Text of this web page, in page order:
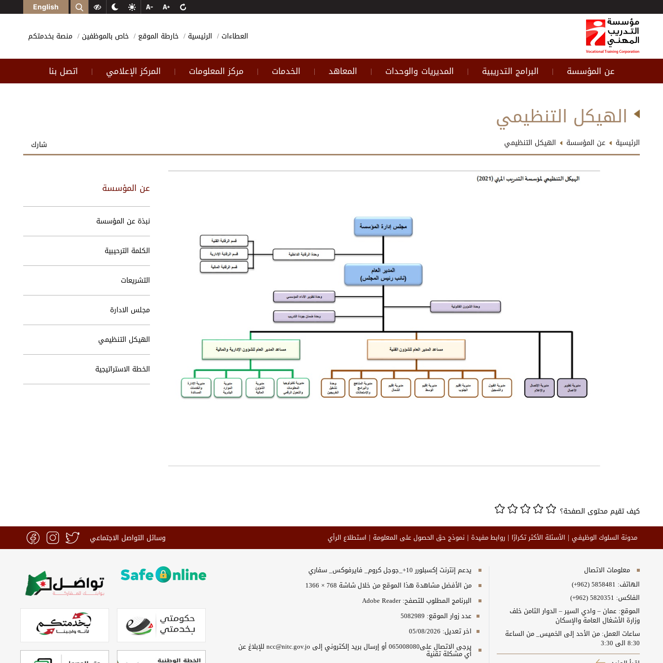
English
العطاءات الرئيسية خارطة الموقع خاص بالموظفين منصة بخدمتكم
عن المؤسسة | البرامج التدريبية | المديريات والوحدات | المعاهد | الخدمات | مركز المعلومات | المركز الإعلامي | اتصل بنا
الهيكل التنظيمي
الرئيسية عن المؤسسة الهيكل التنظيمي شارك
عن المؤسسة
نبذة عن المؤسسة
الكلمة الترحيبية
التشريعات
مجلس الادارة
الهيكل التنظيمي
الخطة الاستراتيجية
كيف تقيم محتوى الصفحة؟
مدونة السلوك الوظيفي الأسئلة الأكثر تكرارًا روابط مفيدة نموذج حق الحصول على المعلومة استطلاع الرأي وسائل التواصل الاجتماعي
معلومات الاتصال
الهاتف: (+962) 5858481
الفاكس: (+962) 5820351
الموقع: عمان – وادي السير – الدوار الثامن خلف
وزارة الأشغال العامة والإسكان
ساعات العمل: من الأحد إلى الخميس_ من الساعة
8:30 الى 3:30
يدعم إنترنت إكسبلورر 10+_جوجل كروم_ فايرفوكس_ سفاري
من الأفضل مشاهدة هذا الموقع من خلال شاشة 768 × 1366
البرنامج المطلوب للتصفح: Adobe Reader
عدد زوار الموقع: 5082989
اخر تعديل: 05/08/2026
يرجى الاتصال على065008080 أو إرسال بريد إلكتروني إلى ncc@nitc.gov.jo للإبلاغ عن
أي مشكلة تقنية